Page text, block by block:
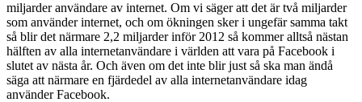
miljarder användare av internet. Om vi säger att det är två miljarder
som använder internet, och om ökningen sker i ungefär samma takt
så blir det närmare 2,2 miljarder inför 2012 så kommer alltså nästan
hälften av alla internetanvändare i världen att vara på Facebook i
slutet av nästa år. Och även om det inte blir just så ska man ändå
säga att närmare en fjärdedel av alla internetanvändare idag
använder Facebook.